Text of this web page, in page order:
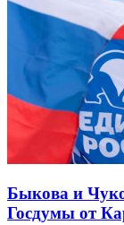
Быкова и
Госдумы от